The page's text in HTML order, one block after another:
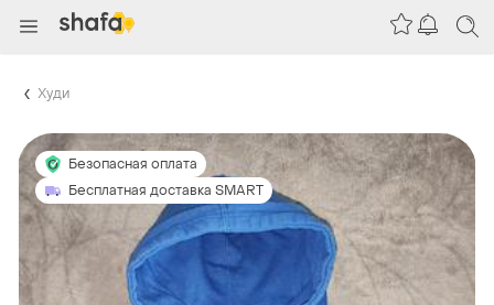
Худи
Безопасная оплата
Бесплатная доставка SMART